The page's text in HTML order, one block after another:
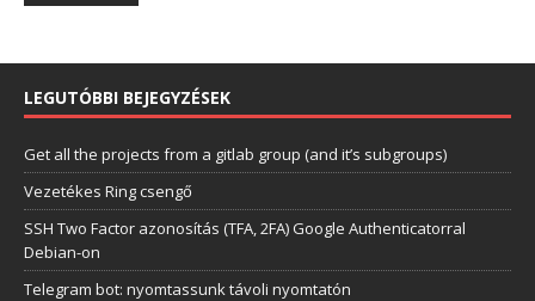
LEGUTÓBBI BEJEGYZÉSEK
Get all the projects from a gitlab group (and it’s subgroups)
Vezetékes Ring csengő
SSH Two Factor azonosítás (TFA, 2FA) Google Authenticatorral
Debian-on
Telegram bot: nyomtassunk távoli nyomtatón